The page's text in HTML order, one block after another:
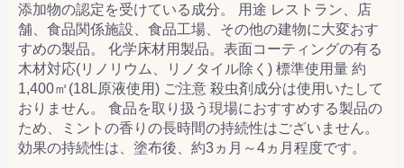
添加物の認定を受けている成分。 用途 レストラン、店
舗、食品関係施設、食品工場、その他の建物に大変おす
すめの製品。 化学床材用製品。表面コーティングの有る
木材対応(リノリウム、リノタイル除く) 標準使用量 約
1,400㎡(18L原液使用) ご注意 殺虫剤成分は使用いたして
おりません。 食品を取り扱う現場におすすめする製品の
ため、ミントの香りの長時間の持続性はございません。
効果の持続性は、塗布後、約3ヵ月～4ヵ月程度です。